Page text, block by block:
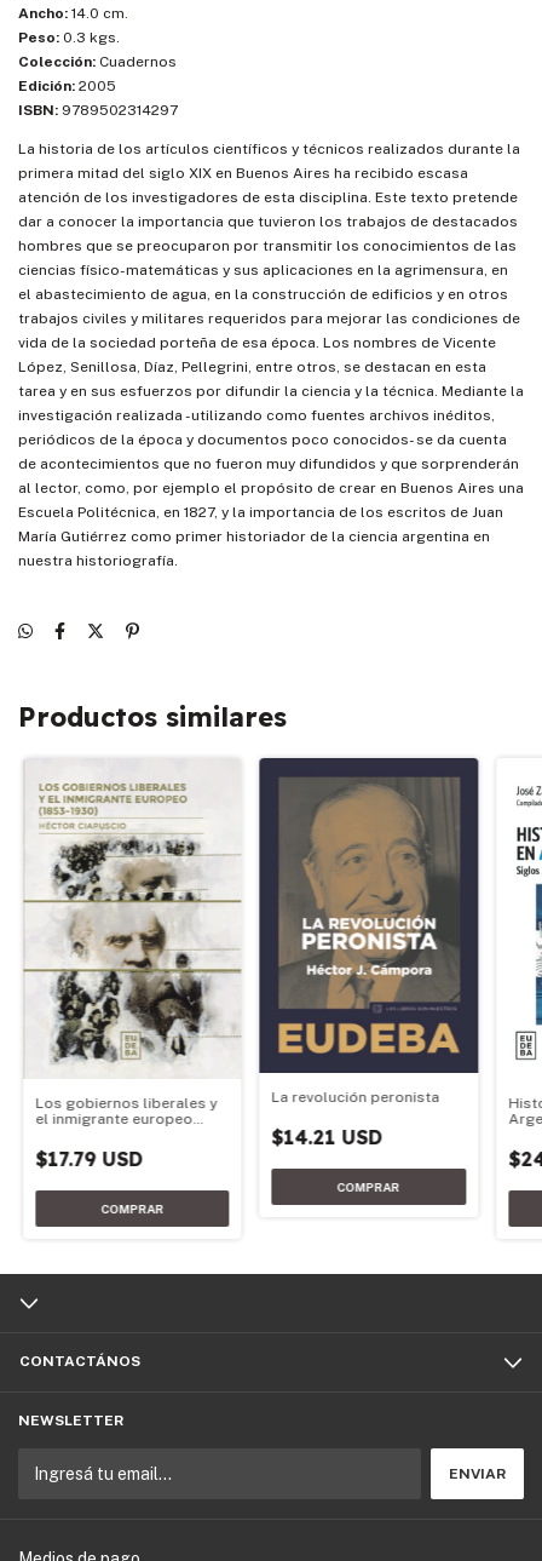
Ancho: 14.0 cm.
Peso: 0.3 kgs.
Colección: Cuadernos
Edición: 2005
ISBN: 9789502314297
La historia de los artículos científicos y técnicos realizados durante la
primera mitad del siglo XIX en Buenos Aires ha recibido escasa
atención de los investigadores de esta disciplina. Este texto pretende
dar a conocer la importancia que tuvieron los trabajos de destacados
hombres que se preocuparon por transmitir los conocimientos de las
ciencias físico-matemáticas y sus aplicaciones en la agrimensura, en
el abastecimiento de agua, en la construcción de edificios y en otros
trabajos civiles y militares requeridos para mejorar las condiciones de
vida de la sociedad porteña de esa época. Los nombres de Vicente
López, Senillosa, Díaz, Pellegrini, entre otros, se destacan en esta
tarea y en sus esfuerzos por difundir la ciencia y la técnica. Mediante la
investigación realizada -utilizando como fuentes archivos inéditos,
periódicos de la época y documentos poco conocidos- se da cuenta
de acontecimientos que no fueron muy difundidos y que sorprenderán
al lector, como, por ejemplo el propósito de crear en Buenos Aires una
Escuela Politécnica, en 1827, y la importancia de los escritos de Juan
María Gutiérrez como primer historiador de la ciencia argentina en
nuestra historiografía.
Productos similares
Los gobiernos liberales y
el inmigrante europeo
$17.79 USD
La revolución peronista
$14.21 USD
CONTACTÁNOS
NEWSLETTER